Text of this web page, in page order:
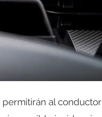
permitirán al conductor